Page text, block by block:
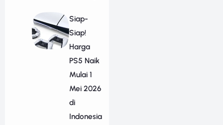
Siap-
Siap!
Harga
PS5 Naik
Mulai 1
Mei 2026
di
Indonesia